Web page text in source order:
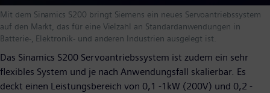
Mit dem Sinamics S200 bringt Siemens ein neues Servoantriebssystem
auf den Markt, das für eine Vielzahl an Standardanwendungen in
Batterie-, Elektronik- und anderen Industrien ausgelegt ist.
Das Sinamics S200 Servoantriebssystem ist zudem ein sehr
flexibles System und je nach Anwendungsfall skalierbar. Es
deckt einen Leistungsbereich von 0,1 -1kW (200V) und 0,2 -